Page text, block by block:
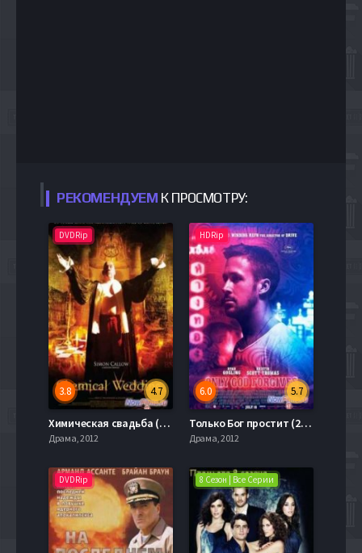
РЕКОМЕНДУЕМ К ПРОСМОТРУ:
DVDRip
4.7
3.8
Химическая свадьба (2008)
Драма, 2012
HDRip
5.7
6.0
Только Бог простит (2013)
Драма, 2012
DVDRip 8 Сезон | Все Серии